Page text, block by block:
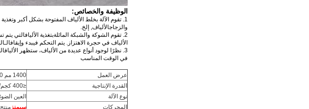
الوظيفة والخصائص:
1. تقوم الآلة بخلط الألياف المفتوحة بشكل أكبر
والزجاجالألياف, إلخ.
2. تقوم
الشوكة والشبكة المائلةبتغذية الأليافالتي يتم
الألياف في حجرة الاهتزاز. يتم التحكم فيبدء وإيقافالـ
3. نظرًا لوجود أنواع عديدة من الألياف، ستظهر الألياف
في الوقت المناسب
عرض العمل
1400 مم 1700 مم 2000 مم 2300 مم
القدرة الإنتاجية
≤400 كجم/ساعة
نوع الآلة
العين
المحركات
سيمنز منتج Beide